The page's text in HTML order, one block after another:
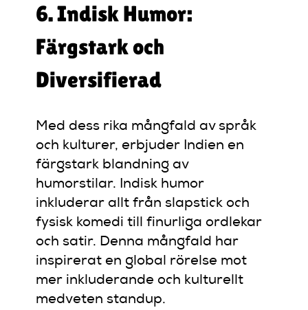
6. Indisk Humor:
Färgstark och
Diversifierad
Med dess rika mångfald av språk
och kulturer, erbjuder Indien en
färgstark blandning av
humorstilar. Indisk humor
inkluderar allt från slapstick och
fysisk komedi till finurliga ordlekar
och satir. Denna mångfald har
inspirerat en global rörelse mot
mer inkluderande och kulturellt
medveten standup.